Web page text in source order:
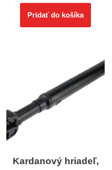
Pridať do košíka
Kardanový hriadeľ,